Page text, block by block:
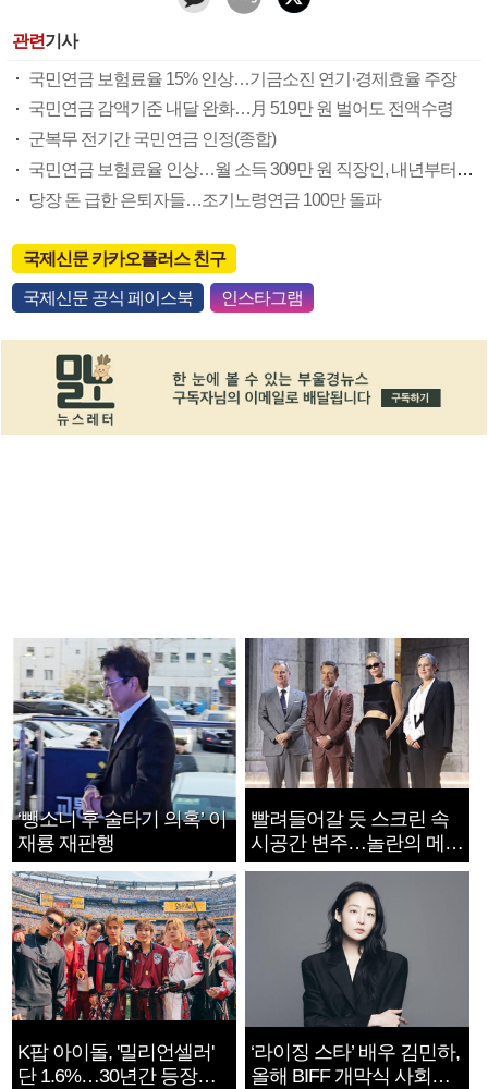
관련기사
국민연금 보험료율 15% 인상…기금소진 연기·경제효율 주장
국민연금 감액기준 내달 완화…月 519만 원 벌어도 전액수령
군복무 전기간 국민연금 인정(종합)
국민연금 보험료율 인상…월 소득 309만 원 직장인, 내년부터 7700원 더 낸다
당장 돈 급한 은퇴자들…조기노령연금 100만 돌파
국제신문 카카오플러스 친구
국제신문 공식 페이스북 인스타그램
‘뺑소니 후 술타기 의혹’ 이
재룡 재판행
빨려들어갈 듯 스크린 속
시공간 변주…놀란의 메시
지는 ‘전쟁 속죄’
K팝 아이돌, '밀리언셀러'
단 1.6%…30년간 등장
‘라이징 스타’ 배우 김민하,
올해 BIFF 개막식 사회자